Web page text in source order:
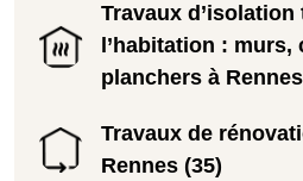
Travaux
l’habitation :
planchers à
Travaux de
Rennes (35)